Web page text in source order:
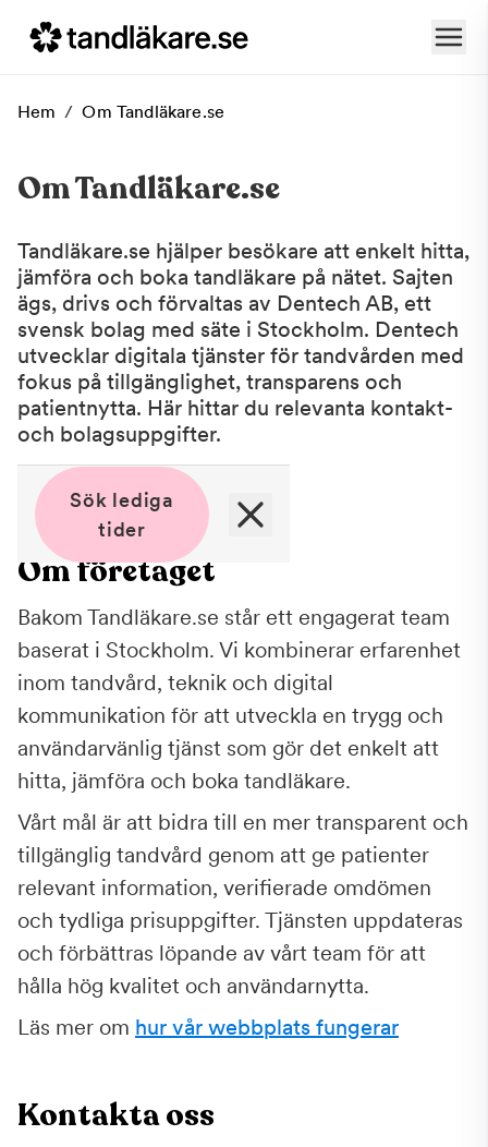
Hem / Om Tandläkare.se
Om Tandläkare.se
Tandläkare.se hjälper besökare att enkelt hitta,
jämföra och boka tandläkare på nätet. Sajten
ägs, drivs och förvaltas av Dentech AB, ett
svensk bolag med säte i Stockholm. Dentech
utvecklar digitala tjänster för tandvården med
fokus på tillgänglighet, transparens och
patientnytta. Här hittar du relevanta kontakt-
och bolagsuppgifter.
Sök lediga
tider
Om företaget
Bakom Tandläkare.se står ett engagerat team
baserat i Stockholm. Vi kombinerar erfarenhet
inom tandvård, teknik och digital
kommunikation för att utveckla en trygg och
användarvänlig tjänst som gör det enkelt att
hitta, jämföra och boka tandläkare.
Vårt mål är att bidra till en mer transparent och
tillgänglig tandvård genom att ge patienter
relevant information, verifierade omdömen
och tydliga prisuppgifter. Tjänsten uppdateras
och förbättras löpande av vårt team för att
hålla hög kvalitet och användarnytta.
Läs mer om hur vår webbplats fungerar
Kontakta oss